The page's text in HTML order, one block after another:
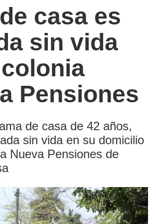
casa es
sin vida
Pensiones
de casa de 42 años,
sin vida en su domicilio
Nueva Pensiones de